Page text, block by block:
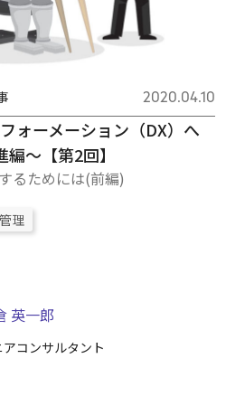
ォーメーション（DX）へ
～【第2回】
るためには(前編)
2020.04.10
理
英一郎
アコンサルタント